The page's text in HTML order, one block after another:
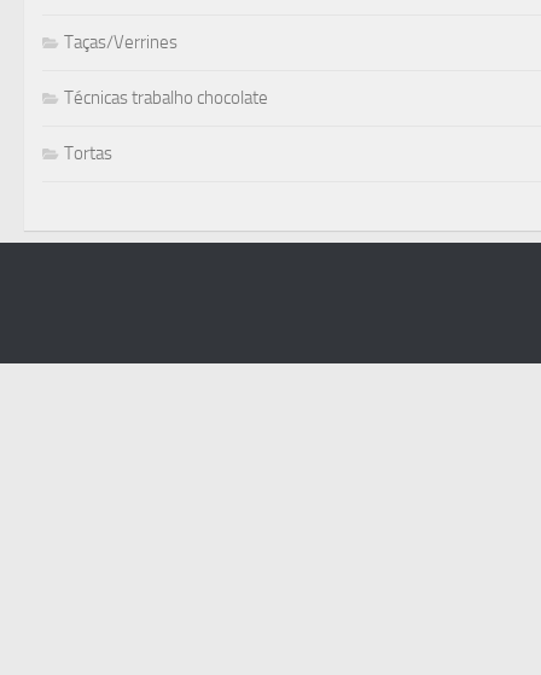
Taças/Verrines
Técnicas trabalho chocolate
Tortas